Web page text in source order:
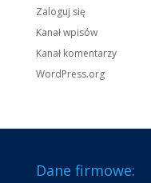
Zaloguj się
Kanał wpisów
Kanał komentarzy
WordPress.org
Dane firmowe: